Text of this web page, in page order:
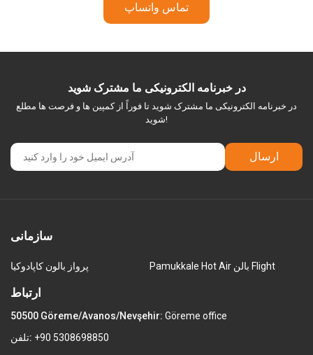
تماس واتساپ
در خبرنامه الکترونیکی ما مشترک شوید
در خبرنامه الکترونیکی ما مشترک شوید تا فوراً از کمپین ها و فرصت ها مطلع
شوید!
ارسال
سازمانی
پرواز بالون کاپادوکیا Pamukkale Hot Air بالن Flight
ارتباط
50500 Göreme/Avanos/Nevşehir: Göreme office
تلفن: +90 5308698850